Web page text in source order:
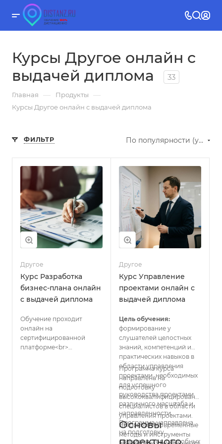
Курсы Другое онлайн с
выдачей диплома
33
Главная — Продукты —
Курсы Другое онлайн с выдачей диплома
ФИЛЬТР По популярности (убывание)
Другое
Курс Разработка
бизнес-плана онлайн
с выдачей диплома
Обучение проходит
онлайн на
сертифицированной
платформе<br>
Другое
Курс Управление
проектами онлайн с
выдачей диплома
Цель обучения:
формирование у
слушателей целостных
знаний, компетенций и
практических навыков в
области управления
проектами, необходимых
для успешного
руководства проектами
различного масштаба и
направленности.
Программа направлена
на подготовку
специалистов, способных
Программа курса
направлена на
подготовку
высококвалифицированных
специалистов в области
управления проектами.
Вы освоите современные
методы и инструменты
Основы
проектного